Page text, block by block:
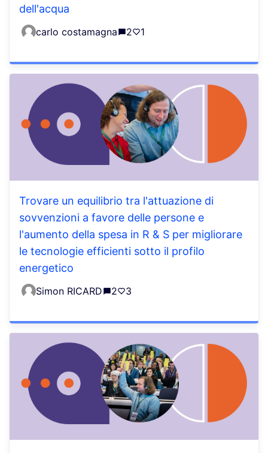
dell'acqua
carlo costamagna 2 1
Trovare un equilibrio tra l'attuazione di
sovvenzioni a favore delle persone e
l'aumento della spesa in R & S per migliorare
le tecnologie efficienti sotto il profilo
energetico
Simon RICARD 2 3